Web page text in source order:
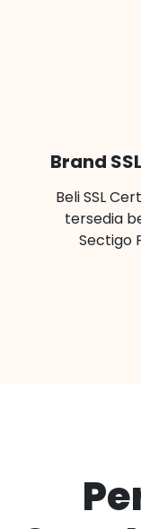
Brand
Beli SSL
tersedia
Sectigo